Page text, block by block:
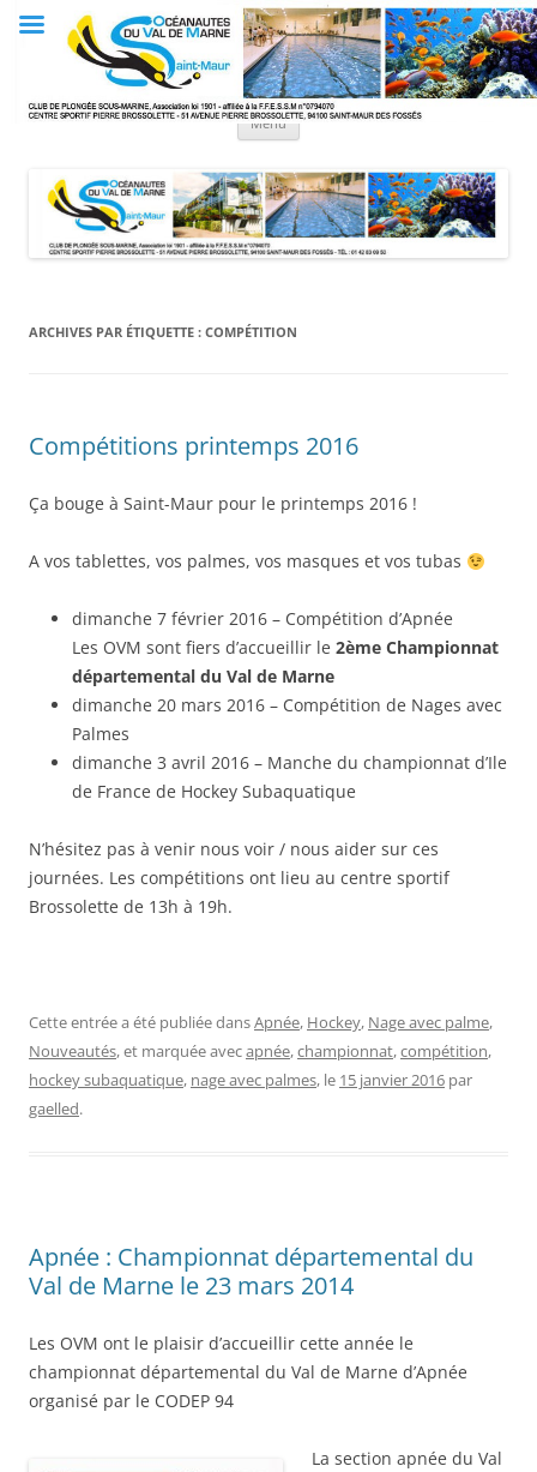
Club OVM
Les Océanautes du Val de Marne
Menu
ARCHIVES PAR ÉTIQUETTE : COMPÉTITION
Compétitions printemps 2016
Ça bouge à Saint-Maur pour le printemps 2016 !
A vos tablettes, vos palmes, vos masques et vos tubas
dimanche 7 février 2016 – Compétition d’Apnée
Les OVM sont fiers d’accueillir le 2ème Championnat
départemental du Val de Marne
dimanche 20 mars 2016 – Compétition de Nages avec
Palmes
dimanche 3 avril 2016 – Manche du championnat d’Ile
de France de Hockey Subaquatique
N’hésitez pas à venir nous voir / nous aider sur ces
journées. Les compétitions ont lieu au centre sportif
Brossolette de 13h à 19h.
Cette entrée a été publiée dansApnée, Hockey, Nage avec palme,
Nouveautés, et marquée avecapnée,championnat,compétition,
hockey subaquatique, nage avec palmes, le 15 janvier 2016 par
gaelled.
Apnée : Championnat départemental du
Val de Marne le 23 mars 2014
Les OVM ont le plaisir d’accueillir cette année le
championnat départemental du Val de Marne d’Apnée
organisé par le CODEP 94
La section apnée du Val